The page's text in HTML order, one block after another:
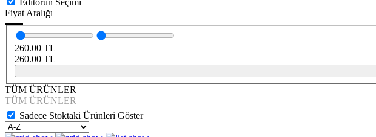
Editörün Seçimi
Fiyat Aralığı
260.00 TL
260.00 TL
TÜM ÜRÜNLER
TÜM ÜRÜNLER
Sadece Stoktaki Ürünleri Göster